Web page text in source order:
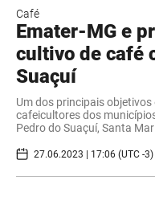
Café
Emater-MG e
cultivo de café
Suaçuí
Um dos principais
cafeicultores dos
Pedro do Suaçuí, Santa
27.06.2023 | 17:06 (UTC -3)